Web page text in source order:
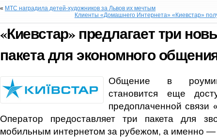
« МТС наградила детей-художников за Львов их мечтым
Клиенты «Домашнего Интернета» «Киевстар»
«Киевстар» предлагает три
пакета для экономного
Общение в
становится еще
предоплаченной связи
Оператор предоставляет три пакета для
мобильным интернетом за рубежом, а именно —